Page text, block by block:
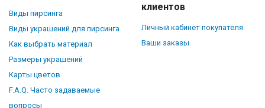
Виды пирсинга
Виды украшений для пирсинга
Как выбрать материал
Размеры украшений
Карты цветов
F.A.Q. Часто задаваемые
вопросы
клиентов
Личный кабинет покупателя
Ваши заказы